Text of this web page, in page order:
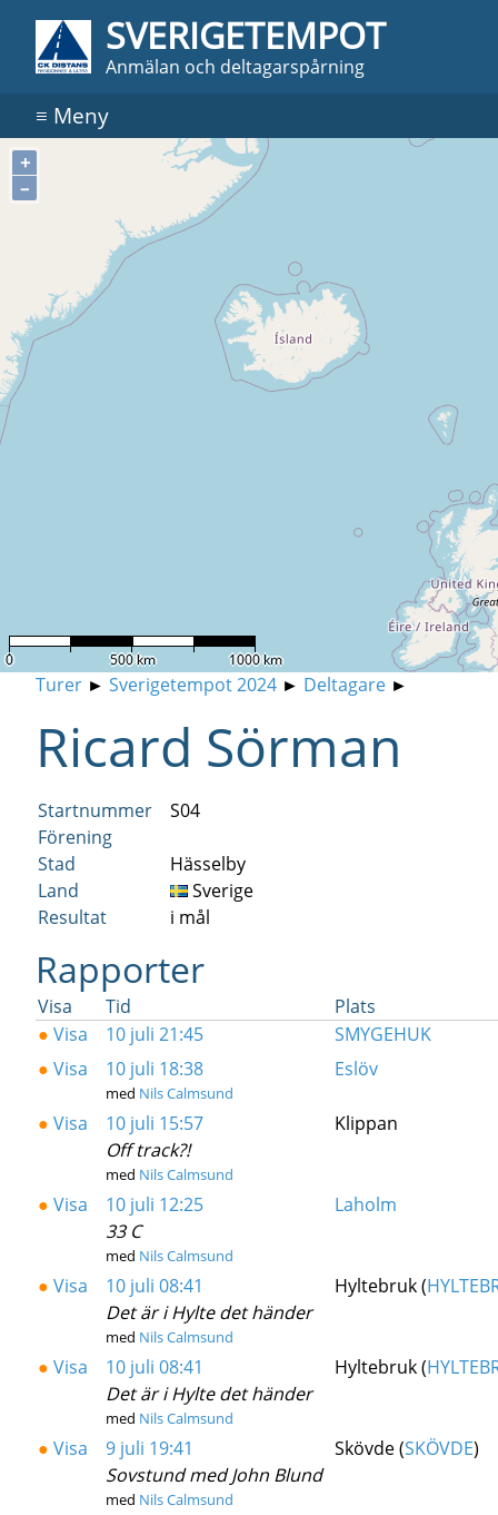
SVERIGETEMPOT
Anmälan och deltagarspårning
≡ Meny
+
–
0 500 km 1000 km
Turer ► Sverigetempot 2024 ► Deltagare ►
Ricard Sörman
Startnummer
S04
Förening
Stad
Hässelby
Land
Sverige
Resultat
i mål
Rapporter
Visa Tid Plats
● Visa 10 juli 21:45 SMYGEHUK
● Visa 10 juli 18:38 Eslöv
med Nils Calmsund
● Visa 10 juli 15:57 Klippan
Off track?!
med Nils Calmsund
● Visa 10 juli 12:25 Laholm
33 C
med Nils Calmsund
● Visa 10 juli 08:41 Hyltebruk (
Det är i Hylte det händer
med Nils Calmsund
● Visa 10 juli 08:41 Hyltebruk (
Det är i Hylte det händer
med Nils Calmsund
● Visa 9 juli 19:41 Skövde (SKÖVDE)
Sovstund med John Blund
med Nils Calmsund